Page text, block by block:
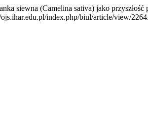
siewna (Camelina sativa) jako przyszłość
index.php/biul/article/view/